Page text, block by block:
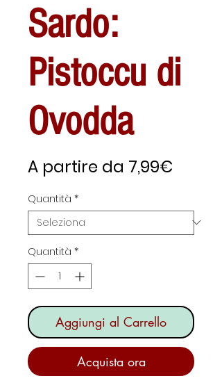
Sardo:
Pistoccu di
Ovodda
A partire da 7,99€
Quantità *
Quantità *
Aggiungi al Carrello
Acquista ora